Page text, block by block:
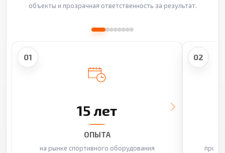
объекты и прозрачная ответственность за результат.
01
15 лет
ОПЫТА
на рынке спортивного оборудования
02